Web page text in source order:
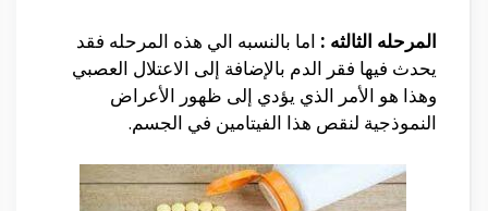
المرحله الثالثه : اما بالنسبه الي هذه المرحله فقد
يحدث فيها فقر الدم بالإضافة إلى الاعتلال العصبي
وهذا هو الأمر الذي يؤدي إلى ظهور الأعراض
النموذجية لنقص هذا الفيتامين في الجسم.